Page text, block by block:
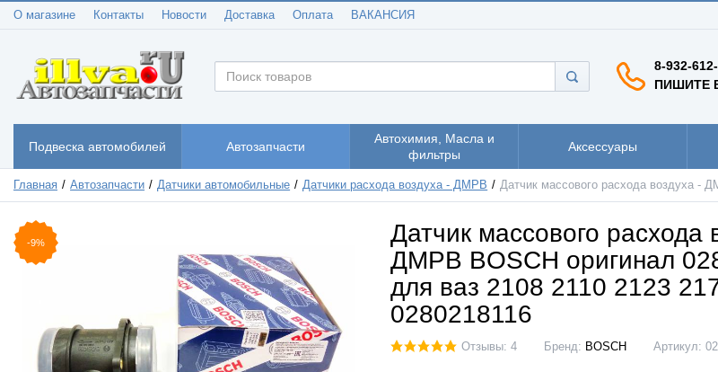
О магазине Контакты Новости Доставка Оплата ВАКАНСИЯ
8-932-
ПИШИТЕ
Подвеска автомобилей Автозапчасти
Автохимия, Масла и
фильтры
Аксессуары
Главная Автозапчасти Датчики автомобильные Датчики расхода воздуха - ДМРВ Датчик массового расхода воздуха -
-9%
Датчик массового расхода
ДМРВ BOSCH оригинал
для ваз 2108 2110 2123
0280218116
Отзывы: 4 Бренд: BOSCH Артикул: